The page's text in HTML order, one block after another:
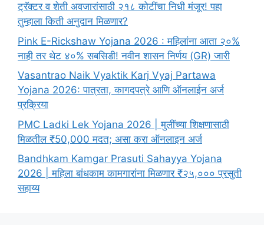
ट्रॅक्टर व शेती अवजारांसाठी २१८ कोटींचा निधी मंजूर! पहा
तुम्हाला किती अनुदान मिळणार?
Pink E-Rickshaw Yojana 2026 : महिलांना आता २०%
नाही तर थेट ४०% सबसिडी! नवीन शासन निर्णय (GR) जारी
Vasantrao Naik Vyaktik Karj Vyaj Partawa
Yojana 2026: पात्रता, कागदपत्रे आणि ऑनलाईन अर्ज
प्रक्रिया
PMC Ladki Lek Yojana 2026 | मुलींच्या शिक्षणासाठी
मिळतील ₹50,000 मदत; असा करा ऑनलाइन अर्ज
Bandhkam Kamgar Prasuti Sahayya Yojana
2026 | महिला बांधकाम कामगारांना मिळणार ₹२५,००० प्रसुती
सहाय्य